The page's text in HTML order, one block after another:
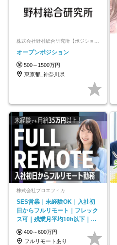
オープンポジション
500～1500万円
東京都_神奈川県
株式会社プロエフィカ
SES営業｜未経験OK｜入社初
日からフルリモート｜フレック
ス可｜残業月平均10h以下｜事
業立ち上げメンバー
400～600万円
フルリモートあり